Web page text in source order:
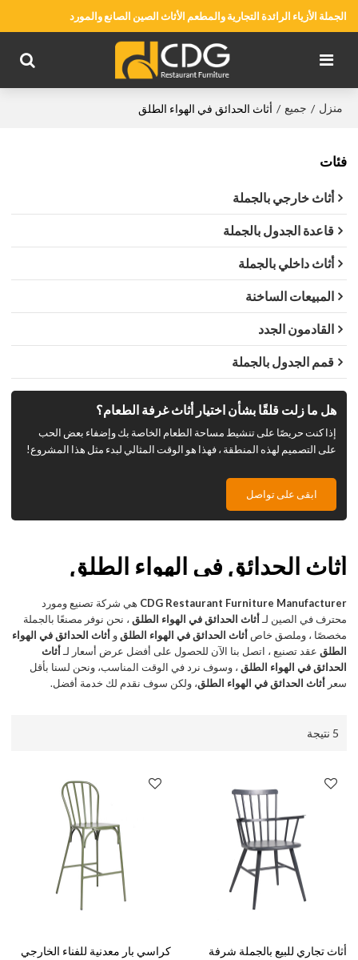
الجملة الأزياء الرائدة التجارية والمطعم الأثاث الصين الصانع والمورد
منزل / جميع / أثاث الحدائق في الهواء الطلق
فئات
أثاث خارجي بالجملة
قاعدة الجدول بالجملة
أثاث داخلي بالجملة
المبيعات الساخنة
القادمون الجدد
قمم الجدول بالجملة
هل ما زلت قلقًا بشأن اختيار أثاث غرفة الطعام؟
إذا كنت حريصًا على تنشيط مساحة الطعام الخاصة بك وإضفاء بعض الحب
على التصميم لهذه المنطقة ، فهذا هو الوقت المثالي لبدء مثل هذا المشروع!
ابقى على تواصل
أثاث الحدائق في الهواء الطلق
CDG Restaurant Furniture Manufacturer هي شركة تصنيع ومورد
محترف في الصين لـأثاث الحدائق في الهواء الطلق ، نحن نوفر مصنعًا بالجملة
مخصصًا ، وملصق خاصأثاث الحدائق في الهواء الطلق وأثاث الحدائق في الهواء
الطلق عقد تصنيع ، اتصل بنا الآن للحصول على أفضل عرض أسعار لـأثاث
الحدائق في الهواء الطلق ، وسوف نرد في الوقت المناسب، ونحن لسنا بأقل
سعرأثاث الحدائق في الهواء الطلق، ولكن سوف نقدم لك خدمة أفضل.
5 نتيجة
أثاث تجاري للبيع بالجملة شرفة
كراسي بار معدنية للفناء الخارجي